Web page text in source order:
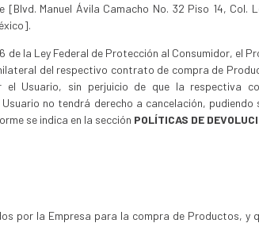
[Blvd. Manuel Ávila Camacho No. 32 Piso 14, Col.
la Ley Federal de Protección al Consumidor, el
del respectivo contrato de compra de
Usuario, sin perjuicio de que la respectiva
Usuario no tendrá derecho a cancelación,
se indica en la sección POLÍTICAS DE
por la Empresa para la compra de Productos, y